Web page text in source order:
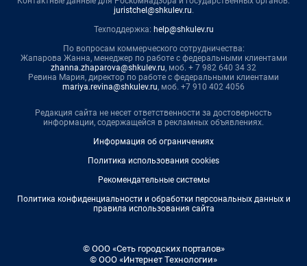
juristchel@shkulev.ru.
Техподдержка: help@shkulev.ru
По вопросам коммерческого сотрудничества:
Жапарова Жанна, менеджер по работе с федеральными клиентами
zhanna.zhaparova@shkulev.ru, моб. + 7 982 640 34 32
Ревина Мария, директор по работе с федеральными клиентами
mariya.revina@shkulev.ru, моб. +7 910 402 4056
Редакция сайта не несет ответственности за достоверность
информации, содержащейся в рекламных объявлениях.
Информация об ограничениях
Политика использования cookies
Рекомендательные системы
Политика конфиденциальности и обработки персональных данных и
правила использования сайта
© ООО «Сеть городских порталов»
© ООО «Интернет Технологии»